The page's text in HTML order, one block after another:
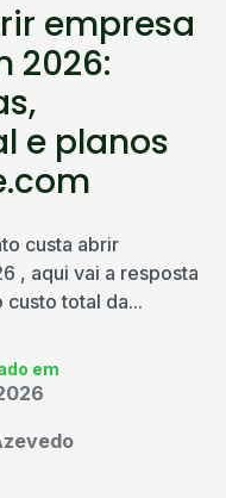
empresa
2026:
e planos
custa abrir
, aqui vai a resposta
custo total da...
em